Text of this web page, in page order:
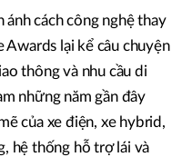
ánh cách công nghệ thay
Awards lại kể câu chuyện
thông và nhu cầu di
những năm gần đây
của xe điện, xe hybrid,
hệ thống hỗ trợ lái và